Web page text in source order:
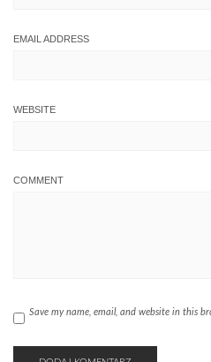
EMAIL ADDRESS
WEBSITE
COMMENT
Save my name, email, and website in this